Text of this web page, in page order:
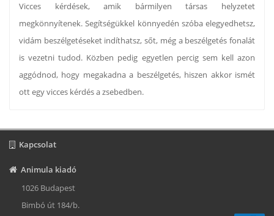
Vicces kérdések, amik bármilyen társas helyzetet
megkönnyítenek. Segítségükkel könnyedén szóba elegyedhetsz,
vidám beszélgetéseket indíthatsz, sőt, még a beszélgetés fonalát
is vezetni tudod. Közben pedig egyetlen percig sem kell azon
aggódnod, hogy megakadna a beszélgetés, hiszen akkor ismét
ott egy vicces kérdés a zsebedben.
Kapcsolat
Animula kiadó
1026 Budapest
Bimbó út 184/b.